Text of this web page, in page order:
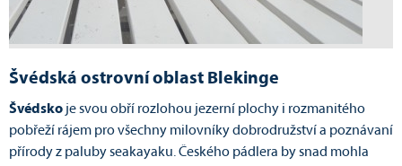
Švédská ostrovní oblast Blekinge
Švédsko je svou obří rozlohou jezerní plochy i rozmanitého
pobřeží rájem pro všechny milovníky dobrodružství a poznávaní
přírody z paluby seakayaku. Českého pádlera by snad mohla